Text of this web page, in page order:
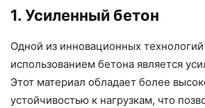
1. Усиленный бетон
Одной из инновационных технологий
использованием бетона является
Этот материал обладает более
устойчивостью к нагрузкам, что